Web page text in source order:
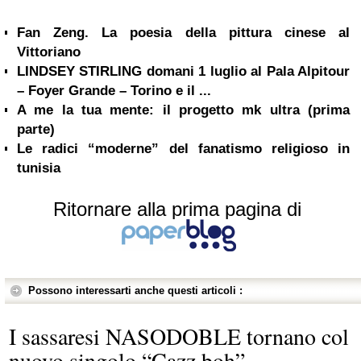
Fan Zeng. La poesia della pittura cinese al
Vittoriano
LINDSEY STIRLING domani 1 luglio al Pala Alpitour
– Foyer Grande – Torino e il ...
A me la tua mente: il progetto mk ultra (prima
parte)
Le radici “moderne” del fanatismo religioso in
tunisia
Ritornare alla prima pagina di
Possono interessarti anche questi articoli :
I sassaresi NASODOBLE tornano col